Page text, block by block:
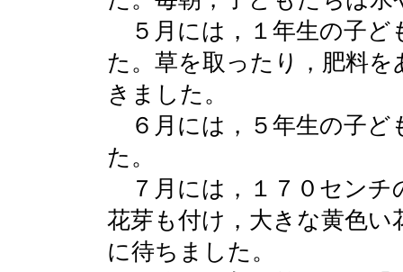
５月には，１年生の子ど
た。草を取ったり，肥料
きました。
６月には，５年生の子ど
た。
７月には，１７０センチ
花芽も付け，大きな黄色
に待ちました。